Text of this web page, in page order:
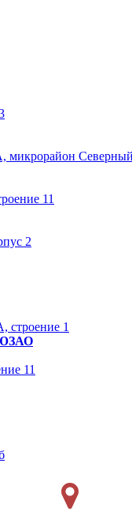
микрорайон
11
2
строение 1
ЮЗАО
11